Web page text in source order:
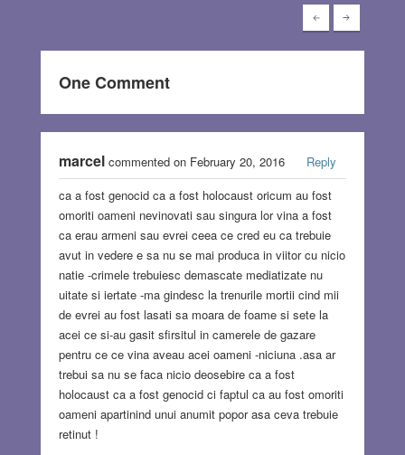
One Comment
marcelcommented on February 20, 2016
Reply
ca a fost genocid ca a fost holocaust oricum au fost
omoriti oameni nevinovati sau singura lor vina a fost
ca erau armeni sau evrei ceea ce cred eu ca trebuie
avut in vedere e sa nu se mai produca in viitor cu nicio
natie -crimele trebuiesc demascate mediatizate nu
uitate si iertate -ma gindesc la trenurile mortii cind mii
de evrei au fost lasati sa moara de foame si sete la
acei ce si-au gasit sfirsitul in camerele de gazare
pentru ce ce vina aveau acei oameni -niciuna .asa ar
trebui sa nu se faca nicio deosebire ca a fost
holocaust ca a fost genocid ci faptul ca au fost omoriti
oameni apartinind unui anumit popor asa ceva trebuie
retinut !